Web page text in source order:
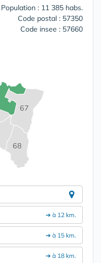
Population : 11 385 habs.
Code postal : 57350
Code insee : 57660
67
68
➔ à 12 km.
➔ à 15 km.
➔ à 18 km.